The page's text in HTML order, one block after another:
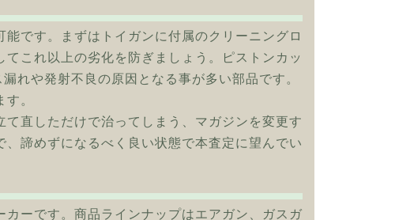
です。まずはトイガンに付属のクリーニングロ
これ以上の劣化を防ぎましょう。ピストンカッ
れや発射不良の原因となる事が多い部品です。
。
直しただけで治ってしまう、マガジンを変更す
諦めずになるべく良い状態で本査定に望んでい
ーです。商品ラインナップはエアガン、ガスガ